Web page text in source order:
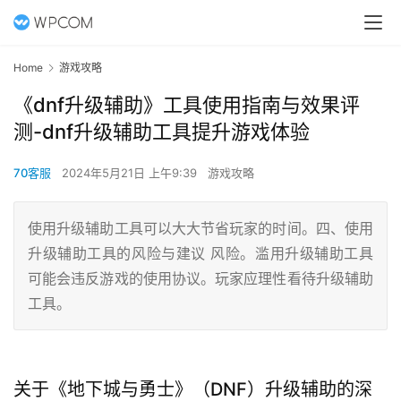
Home 游戏攻略
《dnf升级辅助》工具使用指南与效果评
测-dnf升级辅助工具提升游戏体验
70客服 2024年5月21日 上午9:39 游戏攻略
使用升级辅助工具可以大大节省玩家的时间。四、使用
升级辅助工具的风险与建议 风险。滥用升级辅助工具
可能会违反游戏的使用协议。玩家应理性看待升级辅助
工具。
关于《地下城与勇士》（DNF）升级辅助的深